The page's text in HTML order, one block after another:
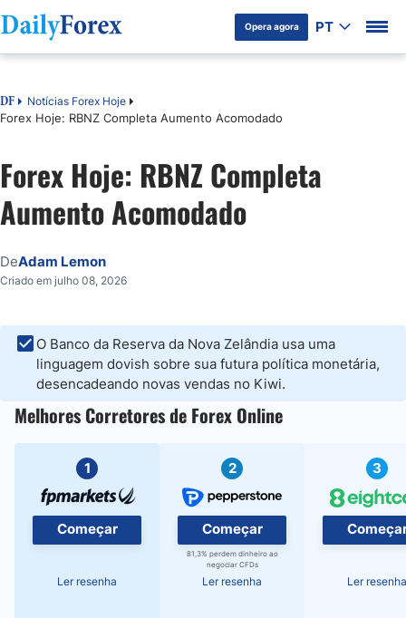
Opera agora PT
Table of Contents
DF Notícias Forex Hoje
Forex Hoje: RBNZ Completa Aumento Acomodado
Forex Hoje: RBNZ Completa
Aumento Acomodado
DeAdam Lemon
Criado em julho 08, 2026
O Banco da Reserva da Nova Zelândia usa uma
linguagem dovish sobre sua futura política monetária,
desencadeando novas vendas no Kiwi.
Melhores Corretores de Forex Online
1
Começar
Ler resenha
2
Começar
81,3% perdem dinheiro ao
negociar CFDs
Ler resenha
3
Ler resenha